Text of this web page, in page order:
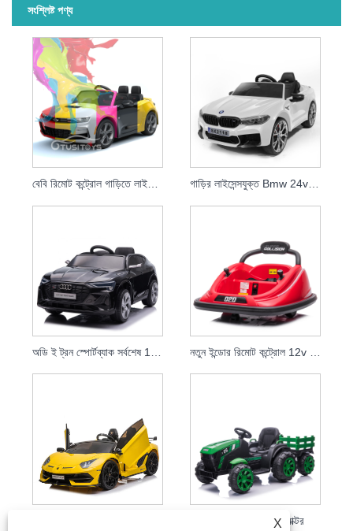
সংশ্লিষ্ট পণ্য
বেবি রিমোট কন্ট্রোল গাড়িতে লাইসেন্সপ্রাপ্ত শেভ্রোলেট কামারো 2SS
2021 নতুন শিশুদের ট্রাক্টর
X